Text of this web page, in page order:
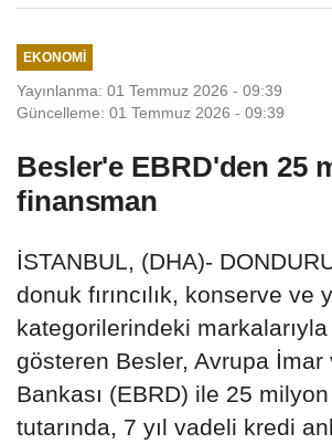
EKONOMI
Yayınlanma: 01 Temmuz 2026 - 09:39
Güncelleme: 01 Temmuz 2026 - 09:39
Besler'e EBRD'den 25
finansman
İSTANBUL, (DHA)-
donuk fırıncılık, konserve ve
kategorilerindeki
gösteren Besler, Avrupa İmar
Bankası (EBRD) ile 25
tutarında, 7 yıl vadeli kredi